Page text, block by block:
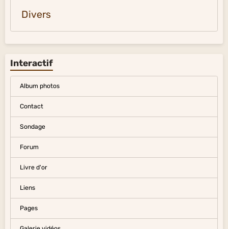
Divers
Interactif
Album photos
Contact
Sondage
Forum
Livre d'or
Liens
Pages